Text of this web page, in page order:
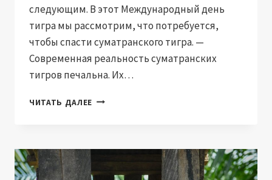
следующим. В этот Международный день
тигра мы рассмотрим, что потребуется,
чтобы спасти суматранского тигра. —
Современная реальность суматранских
тигров печальна. Их…
ЧИТАТЬ ДАЛЕЕ ЧТО
СУМАТРАНСКОГО